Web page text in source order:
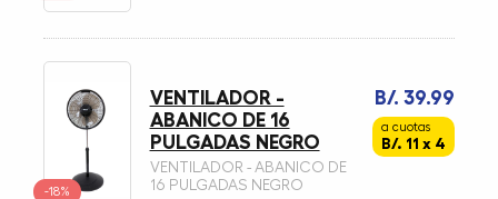
-18%
B/. 39.99
a cuotas
B/. 11 x 4
VENTILADOR -
ABANICO DE 16
PULGADAS NEGRO
VENTILADOR - ABANICO DE
16 PULGADAS NEGRO